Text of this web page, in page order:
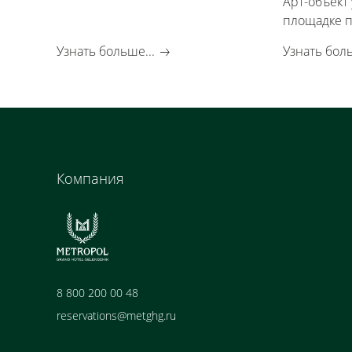
Узнать больше...
площадке
Узнать
Компания
8 800 200 00 48
reservations@metghg.ru